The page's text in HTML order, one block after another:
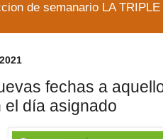
de semanario LA
fechas a
el día asignado